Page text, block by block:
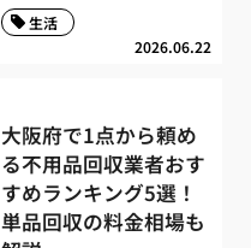
2026.06.22
生活
大阪府で1点から頼め
る不用品回収業者おす
すめランキング5選！
単品回収の料金相場も